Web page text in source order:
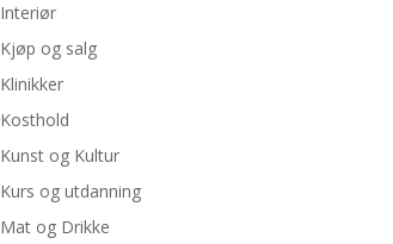
Interiør
Kjøp og salg
Klinikker
Kosthold
Kunst og Kultur
Kurs og utdanning
Mat og Drikke